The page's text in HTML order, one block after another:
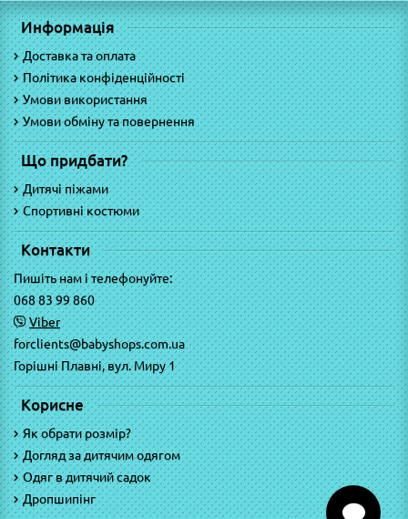
Информація
Доставка та оплата
Політика конфіденційності
Умови використання
Умови обміну та повернення
Що придбати?
Дитячі піжами
Спортивні костюми
Контакти
Пишіть нам і телефонуйте:
068 83 99 860
Viber
forclients@babyshops.com.ua
Горішні Плавні, вул. Миру 1
Корисне
Як обрати розмір?
Догляд за дитячим одягом
Одяг в дитячий садок
Дропшипінг